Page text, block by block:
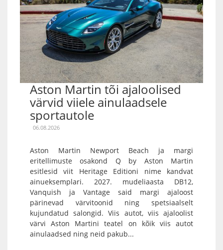
Aston Martin tõi ajaloolised
värvid viiele ainulaadsele
sportautole
06.08.2026
Aston Martin Newport Beach ja margi
eritellimuste osakond Q by Aston Martin
esitlesid viit Heritage Editioni nime kandvat
ainueksemplari. 2027. mudeliaasta DB12,
Vanquish ja Vantage said margi ajaloost
pärinevad värvitoonid ning spetsiaalselt
kujundatud salongid. Viis autot, viis ajaloolist
värvi Aston Martini teatel on kõik viis autot
ainulaadsed ning neid pakub...